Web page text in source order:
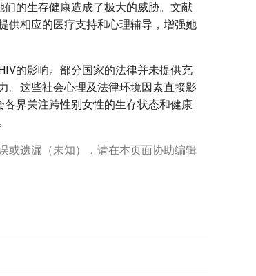
的生存健康造成了极大的威胁。文献
供相应的医疗支持和心理辅导，增强她
的影响。部分国家的法律并未提供充
。这些社会心理及法律环境因素直接影
界关注跨性别女性的生存状态和健康
或遗漏（未知），请在本页面协助编辑